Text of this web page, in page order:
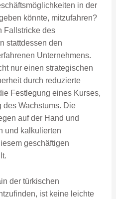
in der
könnte, mitzufahren?
Fallstricke des
stattdessen den
Unternehmens.
nur einen strategischen
durch reduzierte
Festlegung eines Kurses,
des Wachstums. Die
auf der Hand und
und kalkulierten
geschäftigen
der türkischen
ist keine leichte